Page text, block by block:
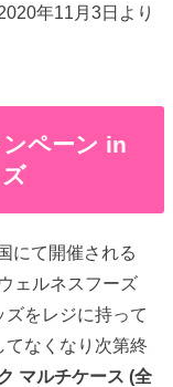
年11月3日より
ペーン in
にて開催される
ェルネスフーズ
をレジに持って
なくなり次第終
マルチケース (全